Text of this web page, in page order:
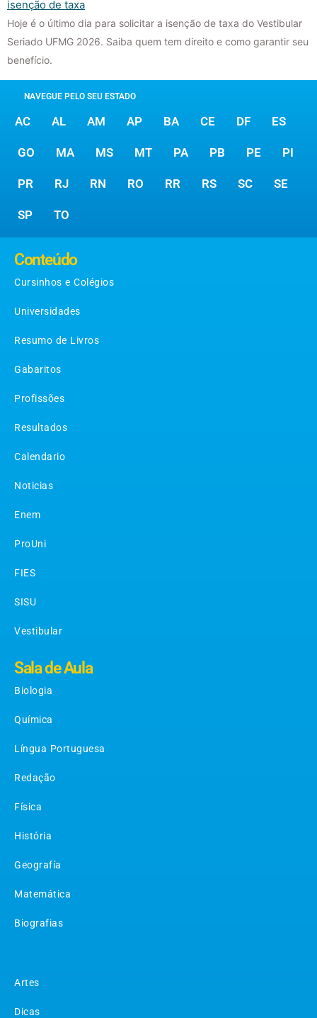
Hoje é o último dia para solicitar a isenção de taxa do Vestibular
Seriado UFMG 2026. Saiba quem tem direito e como garantir seu
benefício.
NAVEGUE PELO SEU ESTADO
AC AL AM AP BA CE DF ES
GO MA MS MT PA PB PE PI
PR RJ RN RO RR RS SC SE
SP TO
Conteúdo
Cursinhos e Colégios
Universidades
Resumo de Livros
Gabaritos
Profissões
Resultados
Calendario
Noticias
Enem
ProUni
FIES
SISU
Vestibular
Sala de Aula
Biologia
Química
Língua Portuguesa
Redação
Física
História
Geografía
Matemática
Biografias
Artes
Dicas